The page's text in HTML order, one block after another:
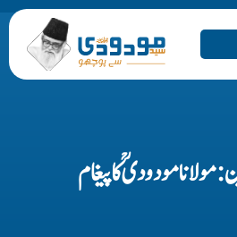
مولانا مودودیؒ کا پیغام